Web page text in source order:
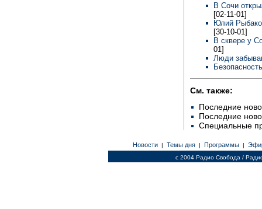
В Сочи
[02-11-01]
Юлий
[30-10-01]
В сквере у
01]
Люди
См. также:
Последние
Последние
Специальные
Новости | Темы дня | Программы |
c 2004 Радио Свобода /